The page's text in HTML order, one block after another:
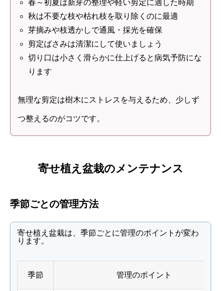
春～初夏は新芽の整理や軽い剪定に適した時期
秋は不要な枝や枯れ枝を取り除くのに最適
芽摘みや枝透かしで通風・採光を確保
剪定ばさみは清潔にして使いましょう
切り口は小さく滑らかに仕上げると病気予防にな
ります
無理な剪定は樹木にストレスを与えるため、少しず
つ整えるのがコツです。
寄せ植え盆栽のメンテナンス
季節ごとの管理方法
寄せ植え盆栽は、季節ごとに管理のポイントが変わ
ります。
季節 管理のポイント